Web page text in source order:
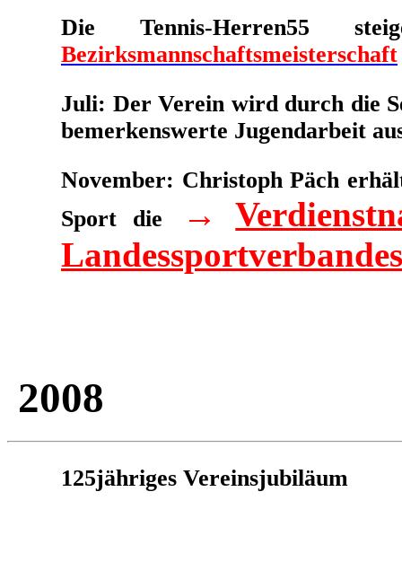
Die Tennis-Herren55
Bezirksmannschaftsmeisterschaft
Juli: Der Verein wird durch die
bemerkenswerte Jugendarbeit
November: Christoph Päch
Sport die
→
2008
125jähriges Vereinsjubiläum